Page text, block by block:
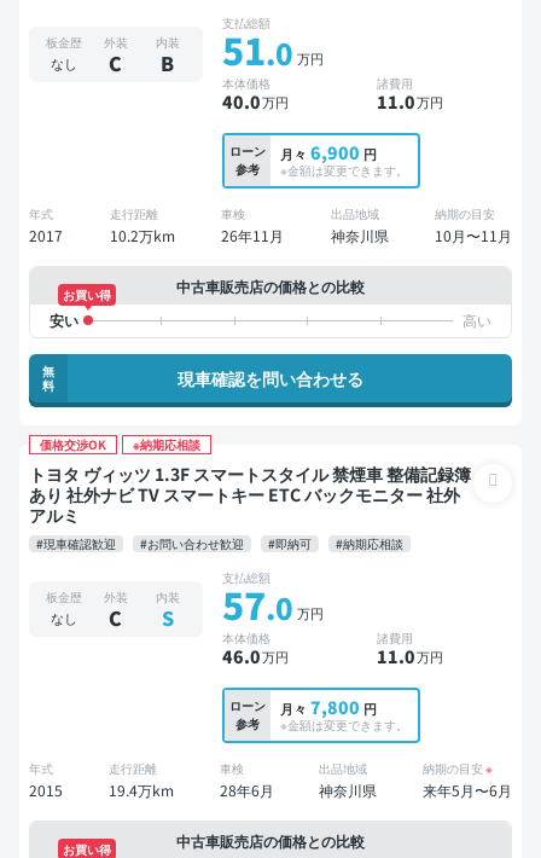
板金歴
なし
外装
C
内装
B
支払総額
51.0 万円
本体価格
40.0万円
諸費用
11.0万円
ローン
参考
月々 6,900 円
※金額は変更できます。
年式
2017
走行距離
10.2万km
車検
26年11月
出品地域
神奈川県
納期の目安
10月〜11月
中古車販売店の価格との比較
お買い得
無
料
現車確認を問い合わせる
価格交渉OK ※納期応相談
トヨタ ヴィッツ 1.3F スマートスタイル 禁煙車 整備記録簿
あり 社外ナビ TV スマートキー ETC バックモニター 社外
アルミ
#現車確認歓迎 #お問い合わせ歓迎 #即納可 #納期応相談
板金歴
なし
外装
C
内装
S
支払総額
57.0 万円
本体価格
46.0万円
諸費用
11.0万円
ローン
参考
月々 7,800 円
※金額は変更できます。
年式
2015
走行距離
19.4万km
車検
28年6月
出品地域
神奈川県
納期の目安 ※
来年5月〜6月
中古車販売店の価格との比較
お買い得